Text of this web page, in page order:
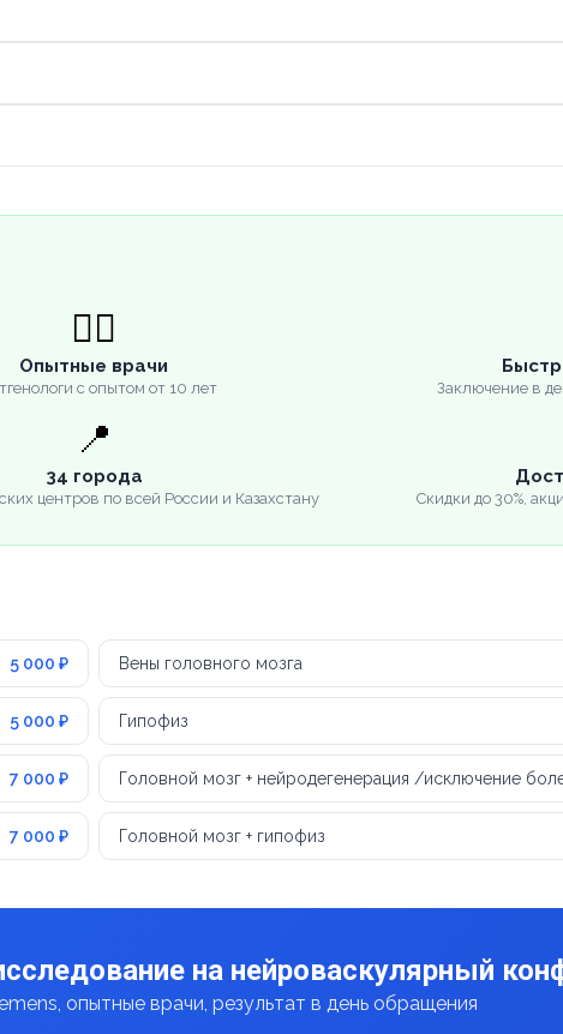
👨‍⚕️
Опытные врачи
с опытом от 10 лет Заключение в
📍
34 города
центров по всей России и Казахстану Скидки до 30%,
5 000 ₽ Вены головного мозга
5 000 ₽ Гипофиз
7 000 ₽ Головной мозг + нейродегенерация /исключение
7 000 ₽ Головной мозг + гипофиз
на нейроваскулярный
опытные врачи, результат в день обращения